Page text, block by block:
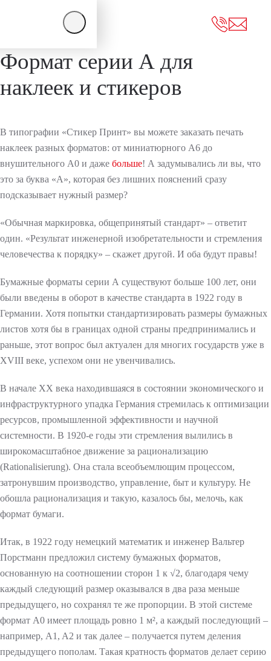
Skip to main content
Формат серии А для
наклеек и стикеров
В типографии «Стикер Принт» вы можете заказать печать
наклеек разных форматов: от миниатюрного А6 до
внушительного А0 и даже больше! А задумывались ли вы, что
это за буква «А», которая без лишних пояснений сразу
подсказывает нужный размер?
«Обычная маркировка, общепринятый стандарт» – ответит
один. «Результат инженерной изобретательности и стремления
человечества к порядку» – скажет другой. И оба будут правы!
Бумажные форматы серии А существуют больше 100 лет, они
были введены в оборот в качестве стандарта в 1922 году в
Германии. Хотя попытки стандартизировать размеры бумажных
листов хотя бы в границах одной страны предпринимались и
раньше, этот вопрос был актуален для многих государств уже в
XVIII веке, успехом они не увенчивались.
В начале XX века находившаяся в состоянии экономического и
инфраструктурного упадка Германия стремилась к оптимизации
ресурсов, промышленной эффективности и научной
системности. В 1920-е годы эти стремления вылились в
широкомасштабное движение за рационализацию
(Rationalisierung). Она стала всеобъемлющим процессом,
затронувшим производство, управление, быт и культуру. Не
обошла рационализация и такую, казалось бы, мелочь, как
формат бумаги.
Итак, в 1922 году немецкий математик и инженер Вальтер
Порстманн предложил систему бумажных форматов,
основанную на соотношении сторон 1 к √2, благодаря чему
каждый следующий размер оказывался в два раза меньше
предыдущего, но сохранял те же пропорции. В этой системе
формат A0 имеет площадь ровно 1 м², а каждый последующий –
например, A1, A2 и так далее – получается путем деления
предыдущего пополам. Такая кратность форматов делает серию